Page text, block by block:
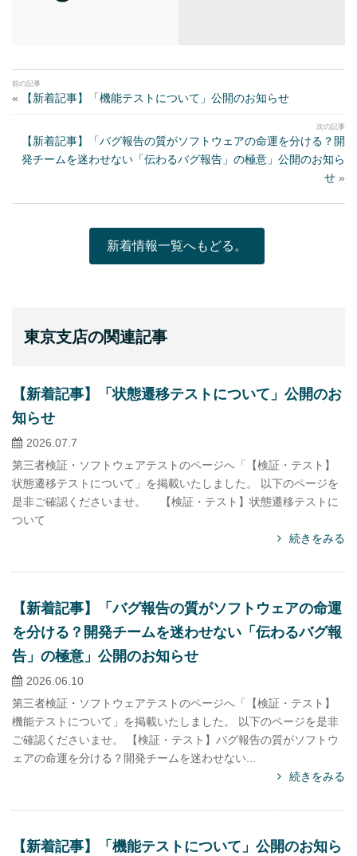
« 【新着記事】「機能テストについて」公開のお知らせ
【新着記事】「バグ報告の質がソフトウェアの命運を分ける？開
発チームを迷わせない「伝わるバグ報告」の極意」公開のお知ら
せ »
新着情報一覧へもどる。
東京支店の関連記事
【新着記事】「状態遷移テストについて」公開のお
知らせ
2026.07.7
第三者検証・ソフトウェアテストのページへ「【検証・テスト】
状態遷移テストについて」を掲載いたしました。 以下のページを
是非ご確認くださいませ。 【検証・テスト】状態遷移テストに
ついて
続きをみる
【新着記事】「バグ報告の質がソフトウェアの命運
を分ける？開発チームを迷わせない「伝わるバグ報
告」の極意」公開のお知らせ
2026.06.10
第三者検証・ソフトウェアテストのページへ「【検証・テスト】
機能テストについて」を掲載いたしました。 以下のページを是非
ご確認くださいませ。 【検証・テスト】バグ報告の質がソフトウ
ェアの命運を分ける？開発チームを迷わせない...
続きをみる
【新着記事】「機能テストについて」公開のお知ら